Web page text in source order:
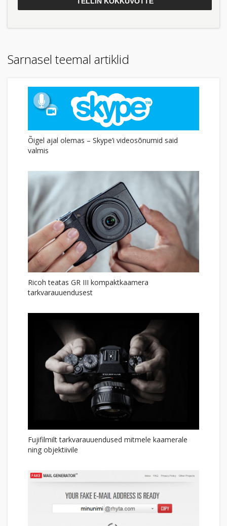
Sarnasel teemal artiklid
Õigel ajal olemas – Skype’i videosõnumid said
valmis
Ricoh teatas GR III kompaktkaamera
tarkvarauuendusest
Fujifilmilt tarkvarauuendused mitmele kaamerale
ning objektiivile